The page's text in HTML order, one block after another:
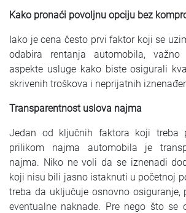
Kako pronaći povoljnu opciju bez
Iako je cena često prvi faktor koji se
odabira rentanja automobila,
aspekte usluge kako biste osigurali
skrivenih troškova i neprijatnih
Transparentnost uslova najma
Jedan od ključnih faktora koji treba
prilikom najma automobila je
najma. Niko ne voli da se iznenadi
koji nisu bili jasno istaknuti u početnoj
treba da uključuje osnovno osiguranje,
eventualne naknade. Pre nego što se